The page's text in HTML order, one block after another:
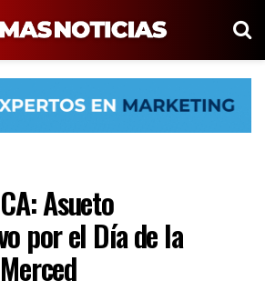
Asueto
por el Día de la